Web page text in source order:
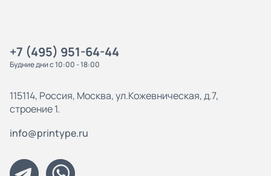
+7 (495) 951-64-44
Будние дни с 10:00 - 18:00
115114, Россия, Москва, ул.Кожевническая, д.7,
строение 1.
info@printype.ru